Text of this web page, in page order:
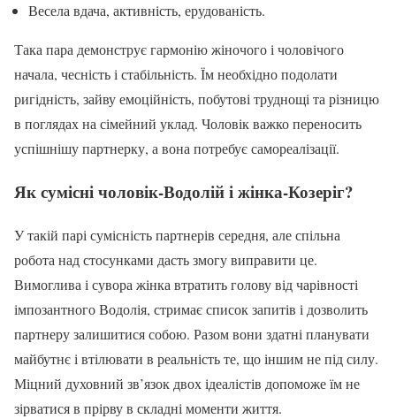
Весела вдача, активність, ерудованість.
Така пара демонструє гармонію жіночого і чоловічого
начала, чесність і стабільність. Їм необхідно подолати
ригідність, зайву емоційність, побутові труднощі та різницю
в поглядах на сімейний уклад. Чоловік важко переносить
успішнішу партнерку, а вона потребує самореалізації.
Як сумісні чоловік-Водолій і жінка-Козеріг?
У такій парі сумісність партнерів середня, але спільна
робота над стосунками дасть змогу виправити це.
Вимоглива і сувора жінка втратить голову від чарівності
імпозантного Водолія, стримає список запитів і дозволить
партнеру залишитися собою. Разом вони здатні планувати
майбутнє і втілювати в реальність те, що іншим не під силу.
Міцний духовний зв’язок двох ідеалістів допоможе їм не
зірватися в прірву в складні моменти життя.